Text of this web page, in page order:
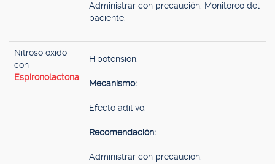
Administrar con precaución. Monitoreo del
paciente.
Nitroso óxido
con
Espironolactona
Hipotensión.
Mecanismo:
Efecto aditivo.
Recomendación:
Administrar con precaución.